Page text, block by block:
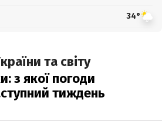
34°
та світу
з якої погоди
тиждень